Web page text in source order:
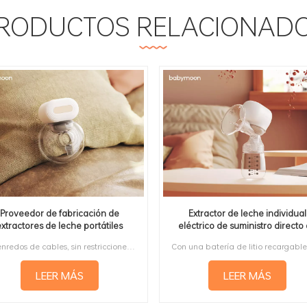
Proveedor de fabricación de
de leche portátiles
Sin enredos de cables, sin restricciones en la pared, el extractor de leche manos libres permite un recorrido libre definitivo para realizar múltiples tareas y el movimiento del cuerpo para hacer ejercicio mientras bombea, lo cual es un verdadero atajo para que las mamás obtengan el equilibrio de los bebés lactantes y recuperen la vida normal en un tiempo más corto y una manera más fácil.
LEER MÁS
Extractor de leche individual
eléctrico de suministro directo
LEER MÁS